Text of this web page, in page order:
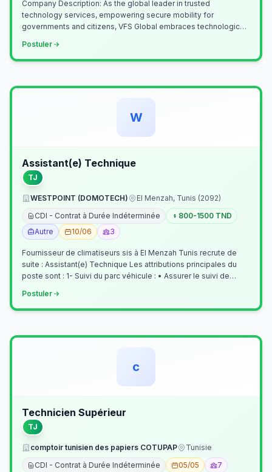
Company Description: As the global leader in trusted
technology services, empowering secure mobility for
governments and citizens, VFS Global embraces technological
Postuler
W
Assistant(e) Technique
TJ
WESTPOINT (DOMOTECH)
El Menzah, Tunis (2092)
CDI - Contrat à Durée Indéterminée
800-1500 TND
Autre
10/06 3
Fournisseur de climatiseurs sis à El Menzah Tunis recrute de
suite : Assistant(e) Technique Les attributions principales du
poste sont : 1- Suivi du parc véhicule : • Assurer le suivi de
Postuler
c
Technicien Supérieur
TJ
comptoir tunisien des papiers COTUPAP
Tunisie
CDI - Contrat à Durée Indéterminée
05/05 7